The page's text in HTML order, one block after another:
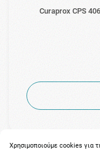
Curaprox CPS
Χρησιμοποιούμε cookies για